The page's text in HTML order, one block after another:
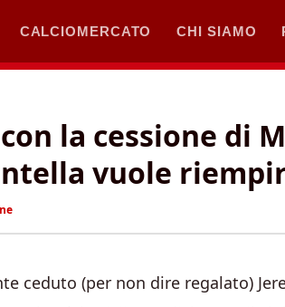
CALCIOMERCATO CHI SIAMO
la cessione di
vuole
ceduto (per non dire regalato)